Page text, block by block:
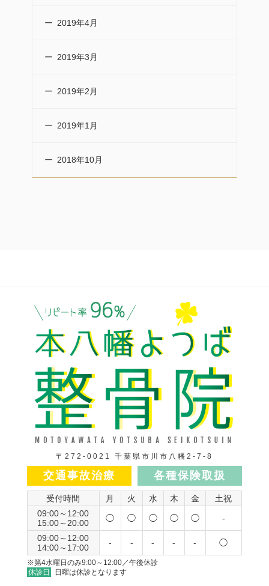
2019年4月
2019年3月
2019年2月
2019年1月
2018年10月
〒272-0021 千葉県市川市八幡2-7-8
交通事故治療 各種保険取扱
受付時間 月 火 水 木 金
土祝
09:00～12:00
15:00～20:00
◯ ◯ ◯ ◯ ◯ -
09:00～12:00
14:00～17:00
- - - - - ◯
※第4水曜日のみ9:00～12:00／午後休診
休診日
日曜は休診となります